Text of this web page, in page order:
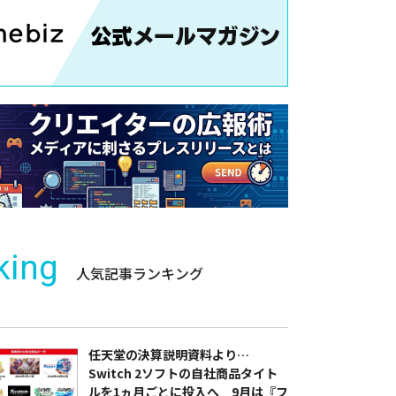
人気記事ランキング
任天堂の決算説明資料より…
Switch 2ソフトの自社商品タイト
ルを1ヵ月ごとに投入へ 9月は『フ